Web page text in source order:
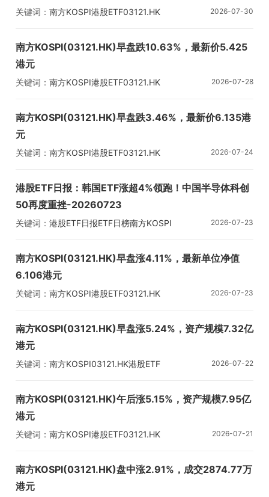
关键词： 南方KOSPI港股ETF03121.HK 2026-07-30
南方KOSPI(03121.HK)早盘跌10.63%，最新价5.425
港元
关键词： 南方KOSPI港股ETF03121.HK 2026-07-28
南方KOSPI(03121.HK)早盘跌3.46%，最新价6.135港
元
关键词： 南方KOSPI港股ETF03121.HK 2026-07-24
港股ETF日报：韩国ETF涨超4%领跑！中国半导体科创
50再度重挫-20260723
关键词： 港股ETF日报ETF日榜南方KOSPI
2026-07-23
南方KOSPI(03121.HK)早盘涨4.11%，最新单位净值
6.106港元
关键词： 南方KOSPI港股ETF03121.HK 2026-07-23
南方KOSPI(03121.HK)早盘涨5.24%，资产规模7.32亿
港元
关键词： 南方KOSPI03121.HK港股ETF 2026-07-22
南方KOSPI(03121.HK)午后涨5.15%，资产规模7.95亿
港元
关键词： 南方KOSPI港股ETF03121.HK 2026-07-21
南方KOSPI(03121.HK)盘中涨2.91%，成交2874.77万
港元